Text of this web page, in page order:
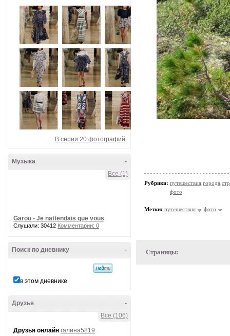
В серии 20 фотографий
-
Музыка
Все (1)
Garou - Je nattendais que vous
Слушали: 30412 Комментарии: 0
-
Поиск по дневнику
в этом дневнике
-
Друзья
Все (106)
Друзья онлайн галина5819
Рубрики:
фото
Метки: путешествия фото
Страницы: